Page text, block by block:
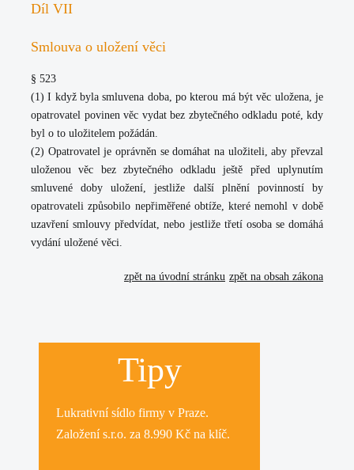
Díl VII
Smlouva o uložení věci
§ 523
(1) I když byla smluvena doba, po kterou má být věc uložena, je
opatrovatel povinen věc vydat bez zbytečného odkladu poté, kdy
byl o to uložitelem požádán.
(2) Opatrovatel je oprávněn se domáhat na uložiteli, aby převzal
uloženou věc bez zbytečného odkladu ještě před uplynutím
smluvené doby uložení, jestliže další plnění povinností by
opatrovateli způsobilo nepřiměřené obtíže, které nemohl v době
uzavření smlouvy předvídat, nebo jestliže třetí osoba se domáhá
vydání uložené věci.
zpět na obsah zákona
zpět na úvodní stránku
Tipy
Lukrativnísídlo firmy v Praze.
Založení s.r.o. za 8.990 Kč na klíč.